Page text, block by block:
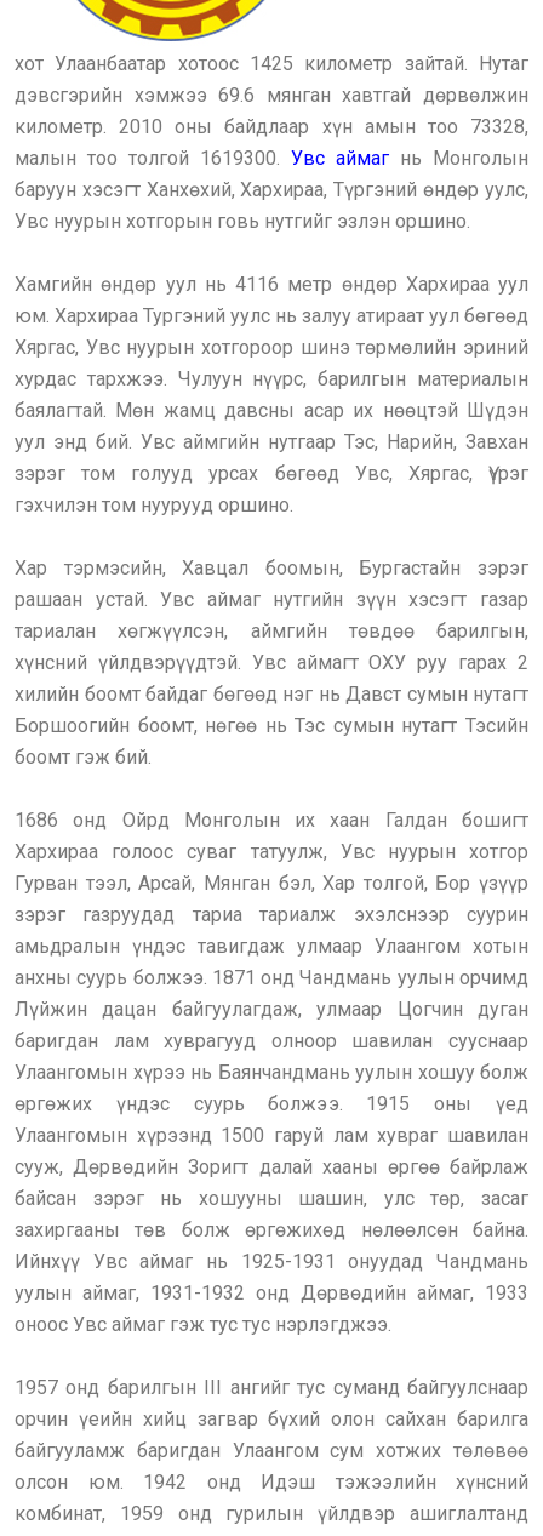
хот Улаанбаатар хотоос 1425 километр зайтай. Нутаг
дэвсгэрийн хэмжээ 69.6 мянган хавтгай дөрвөлжин
километр. 2010 оны байдлаар хүн амын тоо 73328,
малын тоо толгой 1619300. Увс аймаг нь Монголын
баруун хэсэгт Ханхөхий, Хархираа, Түргэний өндөр уулс,
Увс нуурын хотгорын говь нутгийг эзлэн оршино.
Хамгийн өндөр уул нь 4116 метр өндөр Хархираа уул
юм. Хархираа Тургэний уулс нь залуу атираат уул бөгөөд
Хяргас, Увс нуурын хотгороор шинэ төрмөлийн эриний
хурдас тархжээ. Чулуун нүүрс, барилгын материалын
баялагтай. Мөн жамц давсны асар их нөөцтэй Шүдэн
уул энд бий. Увс аймгийн нутгаар Тэс, Нарийн, Завхан
зэрэг том голууд урсах бөгөөд Увс, Хяргас, Үүрэг
гэхчилэн том нуурууд оршино.
Хар тэрмэсийн, Хавцал боомын, Бургастайн зэрэг
рашаан устай. Увс аймаг нутгийн зүүн хэсэгт газар
тариалан хөгжүүлсэн, аймгийн төвдөө барилгын,
хүнсний үйлдвэрүүдтэй. Увс аймагт ОХУ руу гарах 2
хилийн боомт байдаг бөгөөд нэг нь Давст сумын нутагт
Боршоогийн боомт, нөгөө нь Тэс сумын нутагт Тэсийн
боомт гэж бий.
1686 онд Ойрд Монголын их хаан Галдан бошигт
Хархираа голоос суваг татуулж, Увс нуурын хотгор
Гурван тээл, Арсай, Мянган бэл, Хар толгой, Бор үзүүр
зэрэг газруудад тариа тариалж эхэлснээр суурин
амьдралын үндэс тавигдаж улмаар Улаангом хотын
анхны суурь болжээ. 1871 онд Чандмань уулын орчимд
Лүйжин дацан байгуулагдаж, улмаар Цогчин дуган
баригдан лам хуврагууд олноор шавилан сууснаар
Улаангомын хүрээ нь Баянчандмань уулын хошуу болж
өргөжих үндэс суурь болжээ. 1915 оны үед
Улаангомын хүрээнд 1500 гаруй лам хувраг шавилан
сууж, Дөрвөдийн Зоригт далай хааны өргөө байрлаж
байсан зэрэг нь хошууны шашин, улс төр, засаг
захиргааны төв болж өргөжихөд нөлөөлсөн байна.
Ийнхүү Увс аймаг нь 1925-1931 онуудад Чандмань
уулын аймаг, 1931-1932 онд Дөрвөдийн аймаг, 1933
оноос Увс аймаг гэж тус тус нэрлэгджээ.
1957 онд барилгын III ангийг тус суманд байгуулснаар
орчин үеийн хийц загвар бүхий олон сайхан барилга
байгууламж баригдан Улаангом сум хотжих төлөвөө
олсон юм. 1942 онд Идэш тэжээлийн хүнсний
комбинат, 1959 онд гурилын үйлдвэр ашиглалтанд